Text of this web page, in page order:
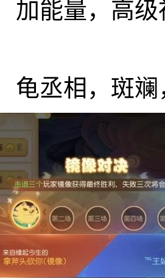
加能量，高
龟丞相，斑